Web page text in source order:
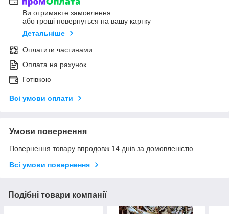
Ви отримаєте замовлення
або гроші повернуться на вашу картку
Детальніше
Оплатити частинами
Оплата на рахунок
Готівкою
Всі умови оплати
Умови повернення
Повернення товару впродовж 14 днів за домовленістю
Всі умови повернення
Подібні товари компанії